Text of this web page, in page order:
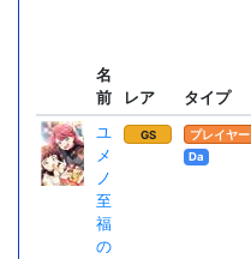
名
前
レア タイプ
ユ
メ
ノ
至
福
の
GS
プレイヤー
Da